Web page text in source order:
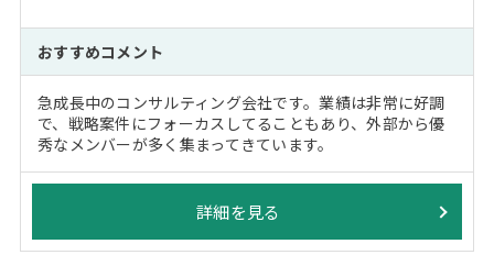
おすすめコメント
急成長中のコンサルティング会社です。業績は非常に好調
で、戦略案件にフォーカスしてることもあり、外部から優
秀なメンバーが多く集まってきています。
詳細を見る